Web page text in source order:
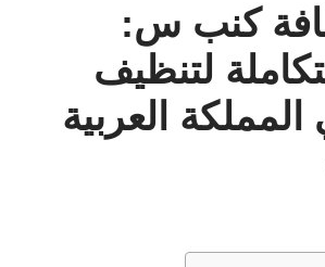
كنب س:
لتنظيف
العربية